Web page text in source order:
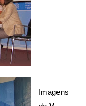
Imagens